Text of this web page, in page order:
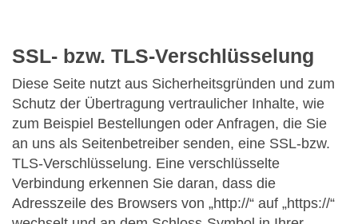
SSL- bzw. TLS-Verschlüsselung
Diese Seite nutzt aus Sicherheitsgründen und zum
Schutz der Übertragung vertraulicher Inhalte, wie
zum Beispiel Bestellungen oder Anfragen, die Sie
an uns als Seitenbetreiber senden, eine SSL-bzw.
TLS-Verschlüsselung. Eine verschlüsselte
Verbindung erkennen Sie daran, dass die
Adresszeile des Browsers von „http://“ auf „https://“